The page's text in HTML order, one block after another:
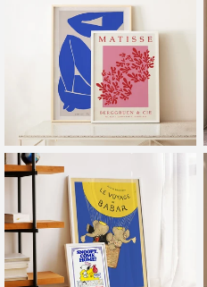
Henri Matisse